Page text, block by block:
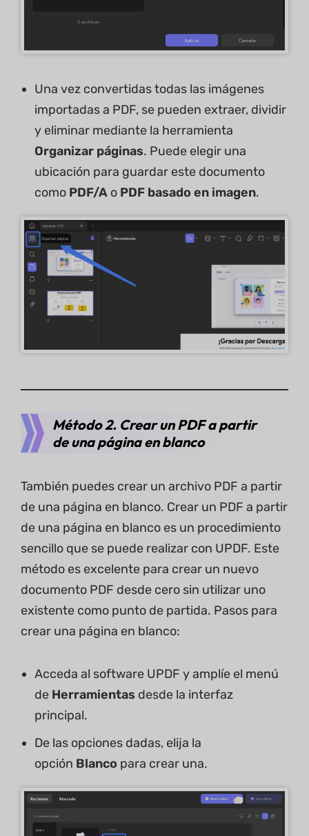
Una vez convertidas todas las imágenes
importadas a PDF, se pueden extraer, dividir
y eliminar mediante la herramienta
Organizar páginas. Puede elegir una
ubicación para guardar este documento
como PDF/A o PDF basado en imagen.
Método 2. Crear un PDF a partir
de una página en blanco
También puedes crear un archivo PDF a partir
de una página en blanco. Crear un PDF a partir
de una página en blanco es un procedimiento
sencillo que se puede realizar con UPDF. Este
método es excelente para crear un nuevo
documento PDF desde cero sin utilizar uno
existente como punto de partida. Pasos para
crear una página en blanco:
Acceda al software UPDF y amplíe el menú
de Herramientas desde la interfaz
principal.
De las opciones dadas, elija la
opción Blanco para crear una.